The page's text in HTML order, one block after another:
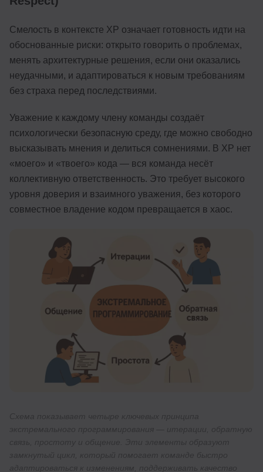
Смелость в контексте XP означает готовность идти на
обоснованные риски: открыто говорить о проблемах,
менять архитектурные решения, если они оказались
неудачными, и адаптироваться к новым требованиям
без страха перед последствиями.
Уважение к каждому члену команды создаёт
психологически безопасную среду, где можно свободно
высказывать мнения и делиться сомнениями. В XP нет
«моего» и «твоего» кода — вся команда несёт
коллективную ответственность. Это требует высокого
уровня доверия и взаимного уважения, без которого
совместное владение кодом превращается в хаос.